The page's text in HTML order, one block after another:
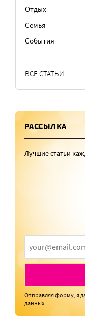
Отдых
Семья
События
ВСЕ СТАТЬИ
РАССЫЛКА
Лучшие статьи
Отправляя форму, я
данных